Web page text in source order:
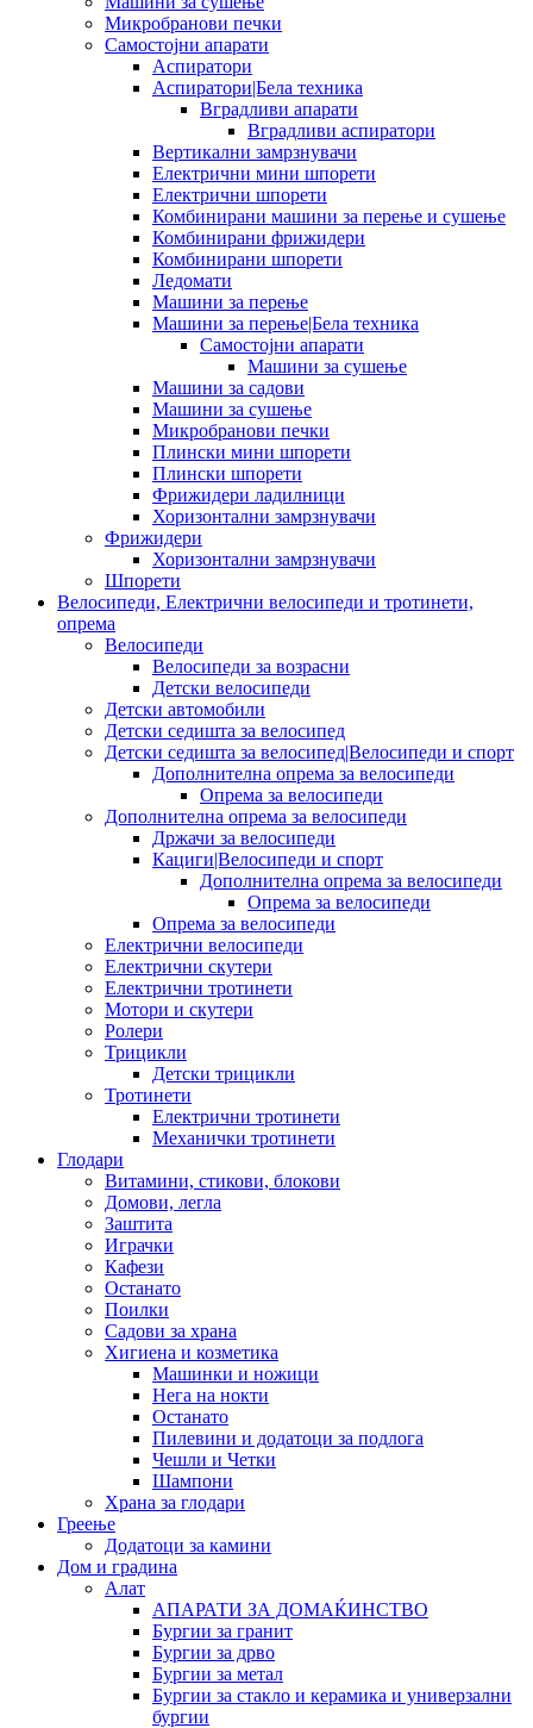
Микробранови печки
Самостојни апарати
Аспиратори
Аспиратори|Бела техника
Вградливи апарати
Вградливи аспиратори
Вертикални замрзнувачи
Електрични мини шпорети
Електрични шпорети
Комбинирани машини за перење и сушење
Комбинирани фрижидери
Комбинирани шпорети
Ледомати
Машини за перење
Машини за перење|Бела техника
Самостојни апарати
Машини за сушење
Машини за садови
Машини за сушење
Микробранови печки
Плински мини шпорети
Плински шпорети
Фрижидери ладилници
Хоризонтални замрзнувачи
Фрижидери
Хоризонтални замрзнувачи
Шпорети
Велосипеди, Електрични велосипеди и тротинети,
опрема
Велосипеди
Велосипеди за возрасни
Детски велосипеди
Детски автомобили
Детски седишта за велосипед
Детски седишта за велосипед|Велосипеди и спорт
Дополнителна опрема за велосипеди
Опрема за велосипеди
Дополнителна опрема за велосипеди
Држачи за велосипеди
Кациги|Велосипеди и спорт
Дополнителна опрема за велосипеди
Опрема за велосипеди
Опрема за велосипеди
Електрични велосипеди
Електрични скутери
Електрични тротинети
Мотори и скутери
Ролери
Трицикли
Детски трицикли
Тротинети
Електрични тротинети
Механички тротинети
Глодари
Витамини, стикови, блокови
Домови, легла
Заштита
Играчки
Кафези
Останато
Поилки
Садови за храна
Хигиена и козметика
Машинки и ножици
Нега на нокти
Останато
Пилевини и додатоци за подлога
Чешли и Четки
Шампони
Храна за глодари
Греење
Додатоци за камини
Дом и градина
Алат
АПАРАТИ ЗА ДОМАЌИНСТВО
Бургии за гранит
Бургии за дрво
Бургии за метал
Бургии за стакло и керамика и универзални
бургии